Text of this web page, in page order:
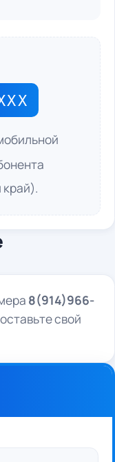
8(914)966-
свой